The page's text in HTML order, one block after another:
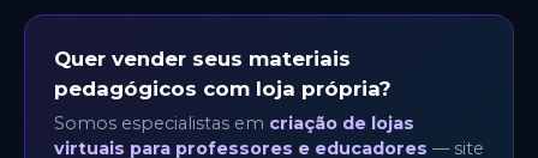
Quer vender seus materiais
pedagógicos com loja própria?
Somos especialistas em criação de lojas
virtuais para professores e educadores — site